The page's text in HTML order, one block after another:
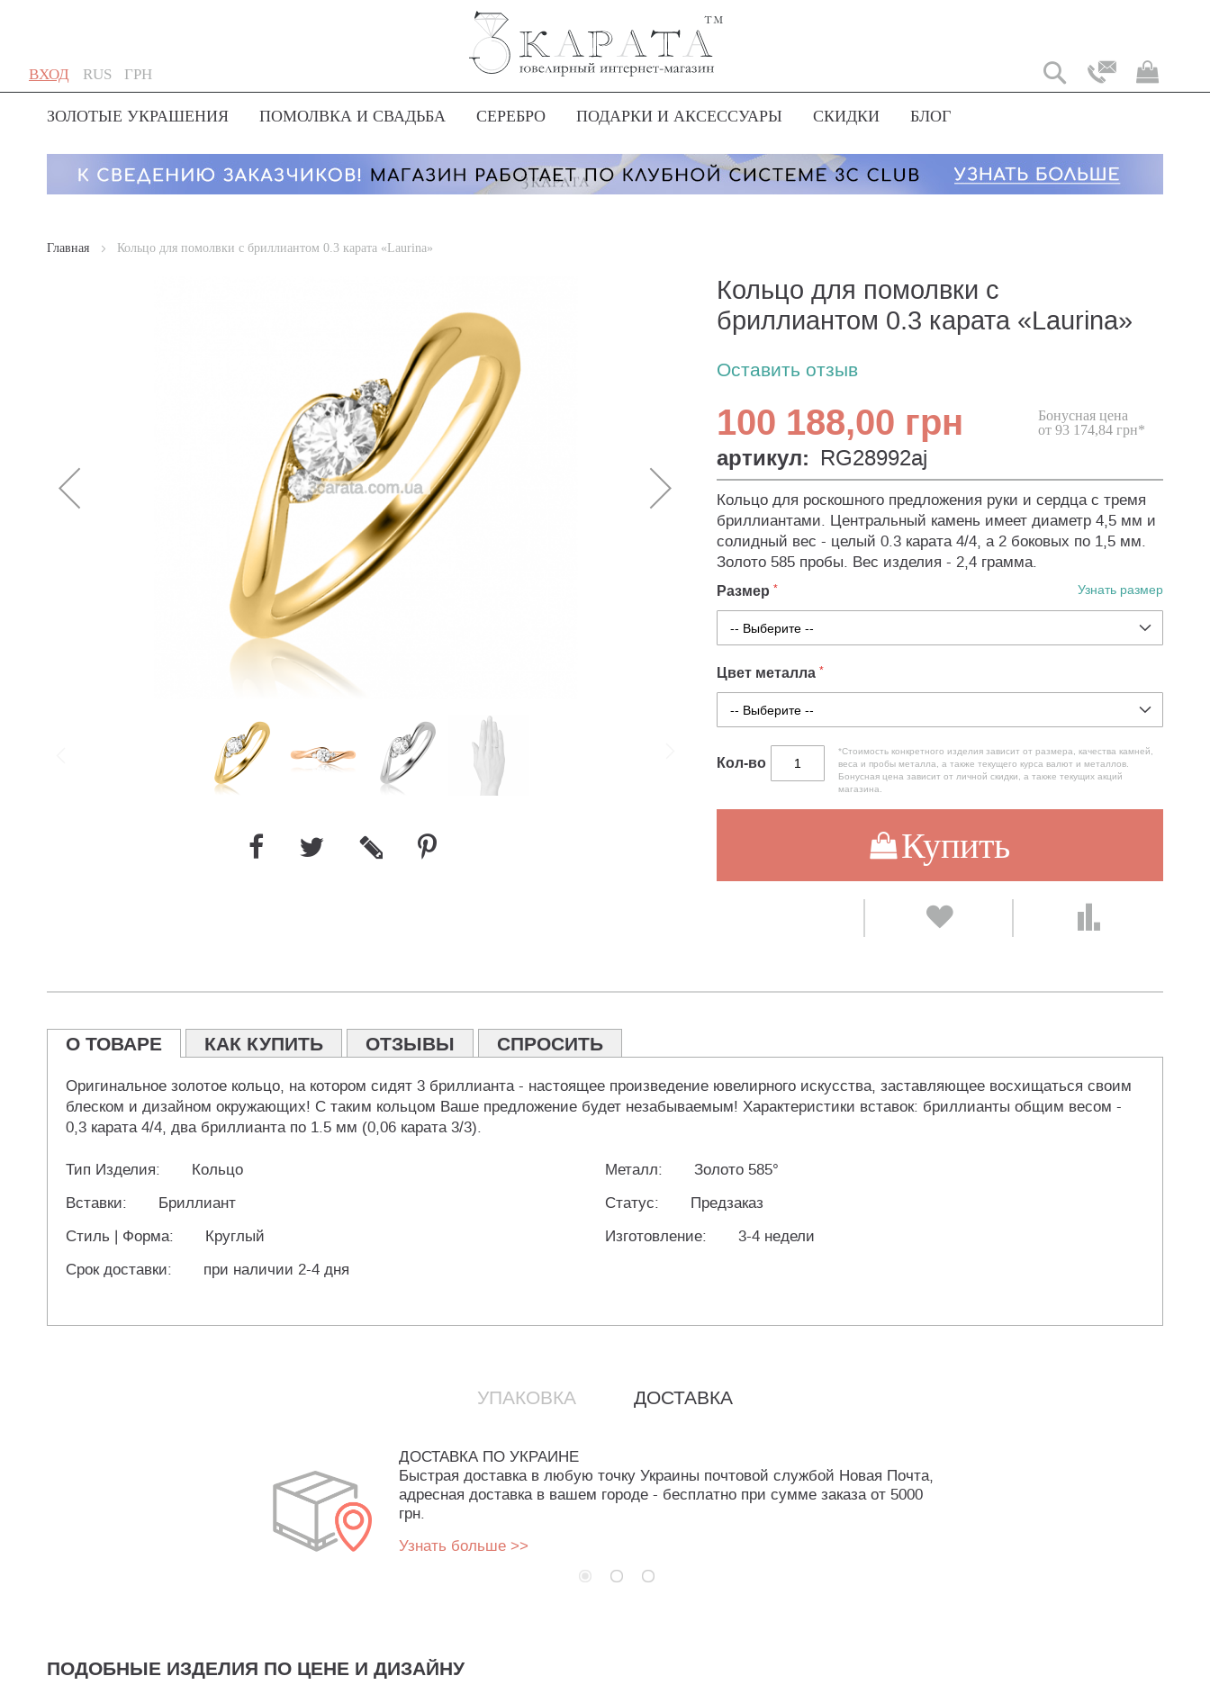
ВХОД
Skip
to
Content
Язык
RUS
Моя
Валюта
ГРН
ЗОЛОТЫЕ УКРАШЕНИЯ ПОМОЛВКА И СВАДЬБА СЕРЕБРО ПОДАРКИ И АКСЕССУАРЫ СКИДКИ БЛОГ
Главная Кольцо для помолвки с бриллиантом 0.3 карата «Laurina»
Кольцо для помолвки с
бриллиантом 0.3 карата «Laurina»
Оставить отзыв
100 188,00 грн
Бонусная цена
от 93 174,84 грн*
артикул: RG28992aj
Кольцо для роскошного предложения руки и сердца с тремя
бриллиантами. Центральный камень имеет диаметр 4,5 мм и
солидный вес - целый 0.3 карата 4/4, а 2 боковых по 1,5 мм.
Золото 585 пробы. Вес изделия - 2,4 грамма.
Размер Узнать размер
Цвет металла
Кол-во
*Стоимость конкретного изделия зависит от размера, качества камней,
веса и пробы металла, а также текущего курса валют и металлов.
Бонусная цена зависит от личной скидки, а также текущих акций
магазина.
Купить
О ТОВАРЕ КАК КУПИТЬ ОТЗЫВЫ СПРОСИТЬ
Оригинальное золотое кольцо, на котором сидят 3 бриллианта - настоящее произведение ювелирного искусства, заставляющее восхищаться своим
блеском и дизайном окружающих! С таким кольцом Ваше предложение будет незабываемым! Характеристики вставок: бриллианты общим весом -
0,3 карата 4/4, два бриллианта по 1.5 мм (0,06 карата 3/3).
Тип Изделия: Кольцо Металл:
Золото 585°
Вставки:
Бриллиант Статус:
Предзаказ
Стиль | Форма:
Круглый Изготовление:
3-4 недели
Срок доставки:
при наличии 2-4 дня
УПАКОВКА ДОСТАВКА
ДОСТАВКА ПО УКРАИНЕ
Быстрая доставка в любую точку Украины почтовой службой Новая Почта,
адресная доставка в вашем городе - бесплатно при сумме заказа от 5000
грн.
Узнать больше >>
ПОДОБНЫЕ ИЗДЕЛИЯ ПО ЦЕНЕ И ДИЗАЙНУ